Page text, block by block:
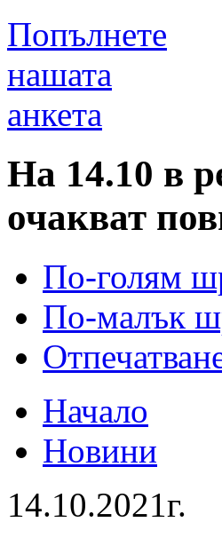
Попълнете
нашата
анкета
На 14.10 в
очакват
По-голям
По-малък
Начало
Новини
14.10.2021г.